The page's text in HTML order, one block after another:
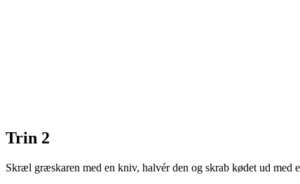
Trin 2
Skræl græskaren med en kniv, halvér den og skrab kødet ud